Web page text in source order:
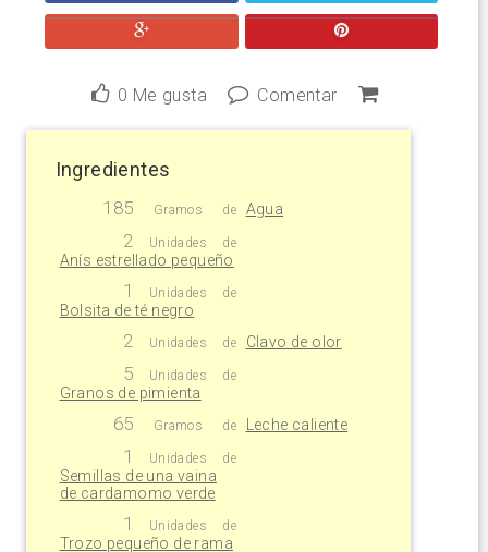
0 Me gusta Comentar
Ingredientes
185 Gramos de Agua
2 Unidades de
Anís estrellado pequeño
1 Unidades de
Bolsita de té negro
2 Unidades de Clavo de olor
5 Unidades de
Granos de pimienta
65 Gramos de Leche caliente
1 Unidades de
Semillas de una vaina
de cardamomo verde
1 Unidades de
Trozo pequeño de rama